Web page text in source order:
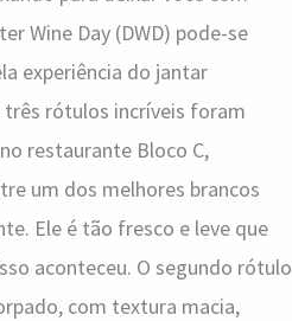
Wine Day (DWD) pode-se
experiência do jantar
rótulos incríveis foram
restaurante Bloco C,
um dos melhores brancos
Ele é tão fresco e leve que
aconteceu. O segundo rótulo
com textura macia,